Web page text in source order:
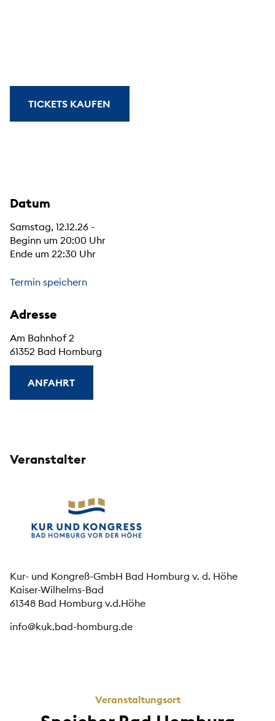
TICKETS KAUFEN
Datum
Samstag, 12.12.26 -
Beginn um 20:00 Uhr
Ende um 22:30 Uhr
Termin speichern
Adresse
Am Bahnhof 2
61352 Bad Homburg
ANFAHRT
Veranstalter
Kur- und Kongreß-GmbH Bad Homburg v. d. Höhe
Kaiser-Wilhelms-Bad
61348 Bad Homburg v.d.Höhe
info@kuk.bad-homburg.de
Veranstaltungsort